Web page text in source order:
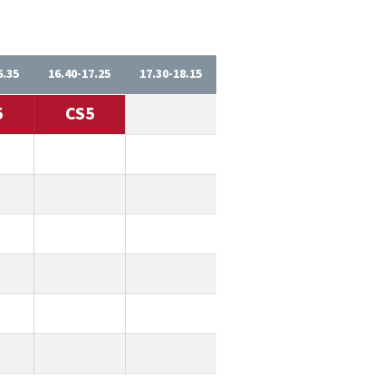
16.40-17.25 17.30-18.15
CS5